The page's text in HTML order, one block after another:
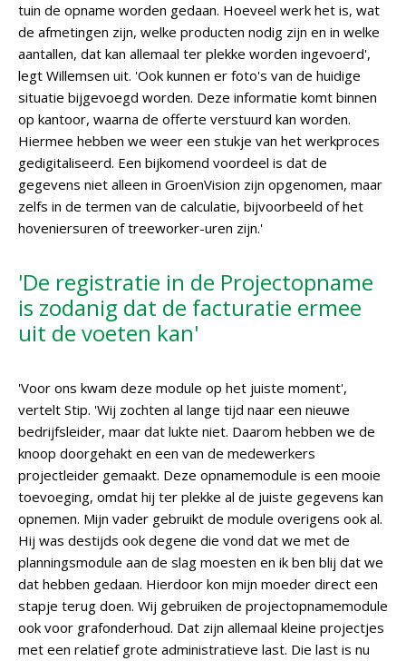
tuin de opname worden gedaan. Hoeveel werk het is, wat
de afmetingen zijn, welke producten nodig zijn en in welke
aantallen, dat kan allemaal ter plekke worden ingevoerd',
legt Willemsen uit. 'Ook kunnen er foto's van de huidige
situatie bijgevoegd worden. Deze informatie komt binnen
op kantoor, waarna de offerte verstuurd kan worden.
Hiermee hebben we weer een stukje van het werkproces
gedigitaliseerd. Een bijkomend voordeel is dat de
gegevens niet alleen in GroenVision zijn opgenomen, maar
zelfs in de termen van de calculatie, bijvoorbeeld of het
hoveniersuren of treeworker-uren zijn.'
'De registratie in de Projectopname
is zodanig dat de facturatie ermee
uit de voeten kan'
'Voor ons kwam deze module op het juiste moment',
vertelt Stip. 'Wij zochten al lange tijd naar een nieuwe
bedrijfsleider, maar dat lukte niet. Daarom hebben we de
knoop doorgehakt en een van de medewerkers
projectleider gemaakt. Deze opnamemodule is een mooie
toevoeging, omdat hij ter plekke al de juiste gegevens kan
opnemen. Mijn vader gebruikt de module overigens ook al.
Hij was destijds ook degene die vond dat we met de
planningsmodule aan de slag moesten en ik ben blij dat we
dat hebben gedaan. Hierdoor kon mijn moeder direct een
stapje terug doen. Wij gebruiken de projectopnamemodule
ook voor grafonderhoud. Dat zijn allemaal kleine projectjes
met een relatief grote administratieve last. Die last is nu